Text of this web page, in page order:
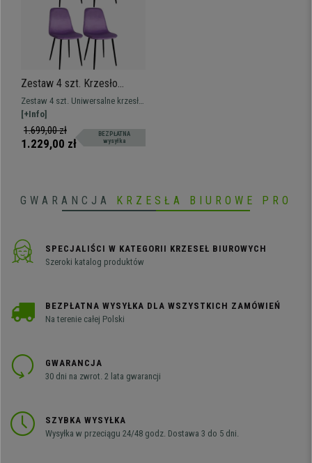
Zestaw 4 szt. Krzesło
Konferencyjne NAIPES,
Metalowe Nogi kolor Czarny,
Aksamit kolor Fioletowy
Zestaw 4 szt. Uniwersalne krzesło
konferencyjne na metalowych
nogach dostępne w różnych
kolorach i rodzajach tapicerki.
[+Info]
1.699,00 zł
1.229,00 zł
BEZPŁATNA
wysyłka
GWARANCJA KRZESŁA BIUROWE PRO
SPECJALIŚCI W KATEGORII KRZESEŁ BIUROWYCH
Szeroki katalog produktów
BEZPŁATNA WYSYŁKA DLA WSZYSTKICH ZAMÓWIEŃ
Na terenie całej Polski
GWARANCJA
30 dni na zwrot. 2 lata gwarancji
SZYBKA WYSYŁKA
Wysyłka w przeciągu 24/48 godz. Dostawa 3 do 5 dni.